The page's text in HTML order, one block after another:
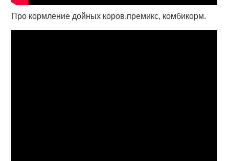
Про кормление дойных коров,премикс, комбикорм.